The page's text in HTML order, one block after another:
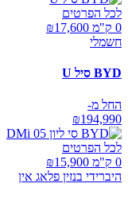
לכל הפרטים
0 ק"מ ₪
17,600
חשמלי
BYD סיל U
החל מ-
₪194,990
לכל הפרטים
0 ק"מ ₪
15,900
היברידי בנזין פלאג אין